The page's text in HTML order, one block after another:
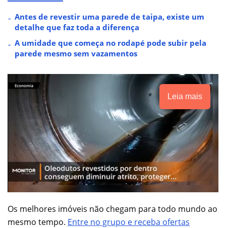
Antes de revestir uma parede de taipa, existe um
detalhe que faz toda a diferença
A umidade que começa no rodapé pode subir pela
parede mesmo sem vazamentos
Leia mais
Os melhores imóveis não chegam para todo mundo ao
mesmo tempo. Entre no grupo e receba ofertas